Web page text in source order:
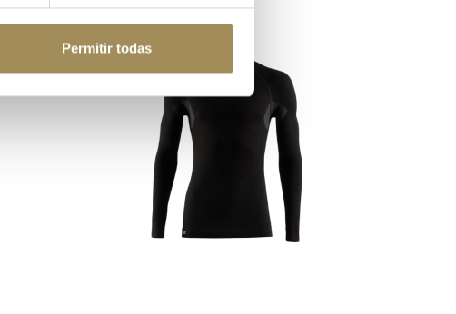
Permitir todas
-20%